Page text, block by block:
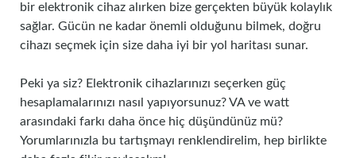
bir elektronik cihaz alırken bize gerçekten büyük kolaylık
sağlar. Gücün ne kadar önemli olduğunu bilmek, doğru
cihazı seçmek için size daha iyi bir yol haritası sunar.
Peki ya siz? Elektronik cihazlarınızı seçerken güç
hesaplamalarınızı nasıl yapıyorsunuz? VA ve watt
arasındaki farkı daha önce hiç düşündünüz mü?
Yorumlarınızla bu tartışmayı renklendirelim, hep birlikte